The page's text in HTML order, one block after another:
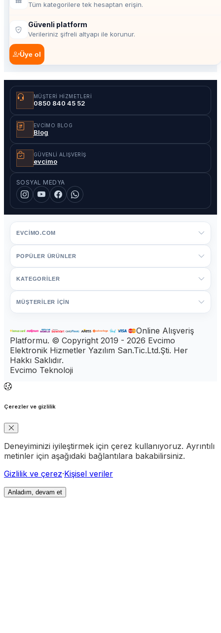
Tüm kategorilere tek hesaptan erişin.
Güvenli platform
Verileriniz şifreli altyapı ile korunur.
Üye ol
MÜŞTERI HIZMETLERI
0850 840 45 52
EVCIMO BLOG
Blog
GÜVENLI ALIŞVERIŞ
evcimo
SOSYAL MEDYA
EVCIMO.COM
POPÜLER ÜRÜNLER
KATEGORİLER
MÜŞTERİLER İÇİN
Online Alışveriş
Platformu. © Copyright 2019 - 2026 Evcimo
Elektronik Hizmetler Yazılım San.Tic.Ltd.Şti. Her
Hakkı Saklıdır.
Evcimo Teknoloji
Çerezler ve gizlilik
Deneyiminizi iyileştirmek için çerez kullanıyoruz. Ayrıntılı
metinler için aşağıdaki bağlantılara bakabilirsiniz.
Gizlilik ve çerez·Kişisel veriler
Anladım, devam et